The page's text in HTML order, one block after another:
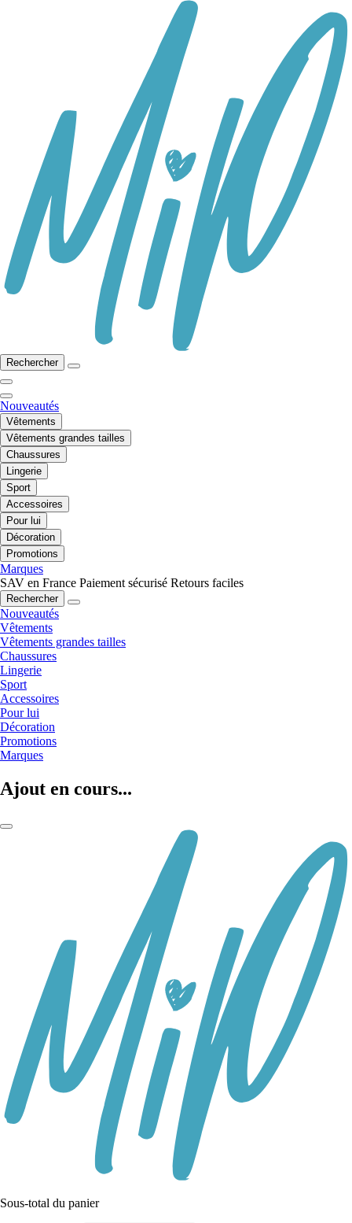
Rechercher
Nouveautés
Vêtements
Vêtements grandes tailles
Chaussures
Lingerie
Sport
Accessoires
Pour lui
Décoration
Promotions
Marques
SAV en France Paiement sécurisé Retours faciles
Rechercher
Nouveautés
Vêtements
Vêtements grandes tailles
Chaussures
Lingerie
Sport
Accessoires
Pour lui
Décoration
Promotions
Marques
Ajout en cours...
Sous-total du panier